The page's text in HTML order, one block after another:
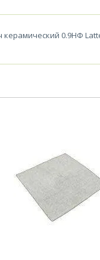
керамический 0.9НФ